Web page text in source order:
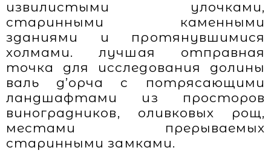
извилистыми улочками,
старинными каменными
зданиями и протянувшимися
холмами. лучшая отправная
точка для исследования долины
валь д’орча с потрясающими
ландшафтами из просторов
виноградников, оливковых рощ,
местами прерываемых
старинными замками.